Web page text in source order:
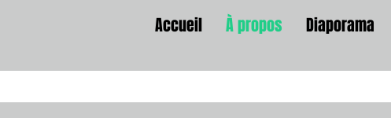
Accueil À propos Diaporama